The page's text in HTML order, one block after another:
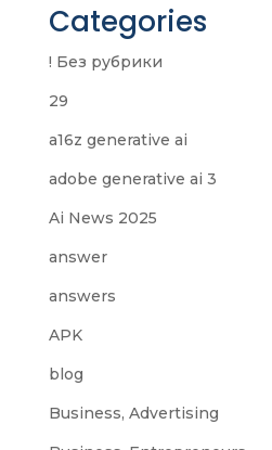
Categories
! Без рубрики
29
a16z generative ai
adobe generative ai 3
Ai News 2025
answer
answers
APK
blog
Business, Advertising